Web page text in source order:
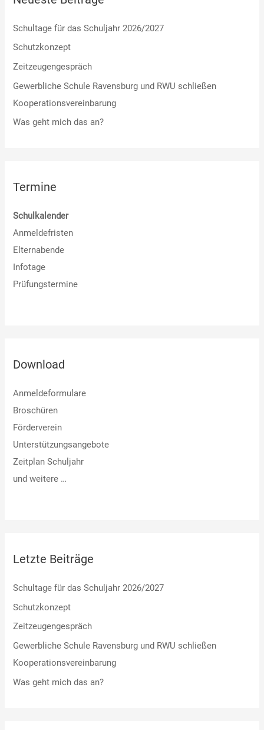
Schultage für das Schuljahr 2026/2027
Schutzkonzept
Zeitzeugengespräch
Gewerbliche Schule Ravensburg und RWU schließen
Kooperationsvereinbarung
Was geht mich das an?
Termine
Schulkalender
Anmeldefristen
Elternabende
Infotage
Prüfungstermine
Download
Anmeldeformulare
Broschüren
Förderverein
Unterstützungsangebote
Zeitplan Schuljahr
und weitere …
Letzte Beiträge
Schultage für das Schuljahr 2026/2027
Schutzkonzept
Zeitzeugengespräch
Gewerbliche Schule Ravensburg und RWU schließen
Kooperationsvereinbarung
Was geht mich das an?